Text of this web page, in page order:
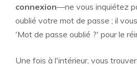
connexion—ne vous inquiétez
oublié votre mot de passe ; il
'Mot de passe oublié ?' pour le
Une fois à l'intérieur, vous